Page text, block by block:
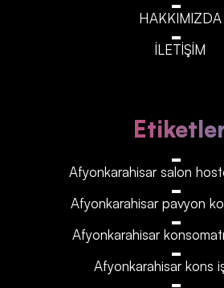
HAKKIMIZDA
İLETİŞİM
Afyonkarahisar‎‎‎‎ salon
Afyonkarahisar‎‎‎‎ pavyon
Afyonkarahisar‎‎‎‎
Afyonkarahisar‎‎‎‎ kons